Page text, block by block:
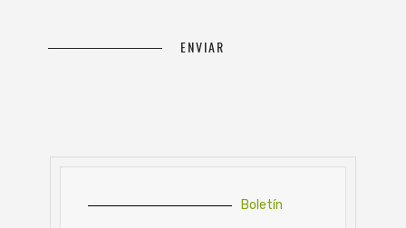
Boletín